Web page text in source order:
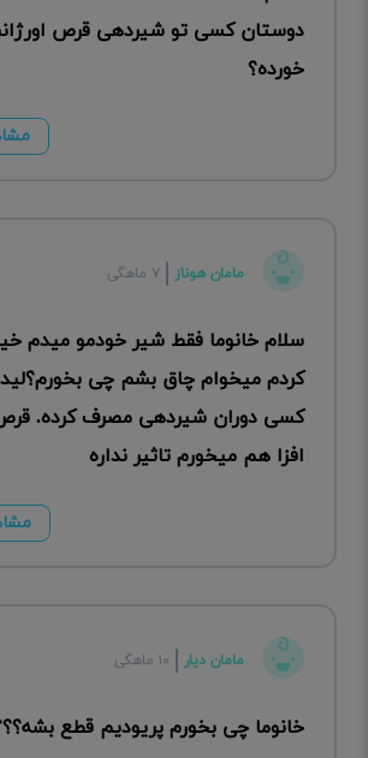
دوستان کسی تو شیردهی قرص
خورده؟
مامان هوناز ۷ ماهگی
سلام خانوما فقط شیر خودمو میدم
کردم میخوام چاق بشم چی
کسی دوران شیردهی مصرف کرده.
افزا هم میخورم تاثیر نداره
مامان دیار ۱۰ ماهگی
خانوما چی بخورم پریودیم قطع